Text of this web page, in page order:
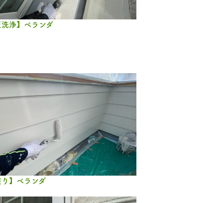
浄】ベランダ
】ベランダ